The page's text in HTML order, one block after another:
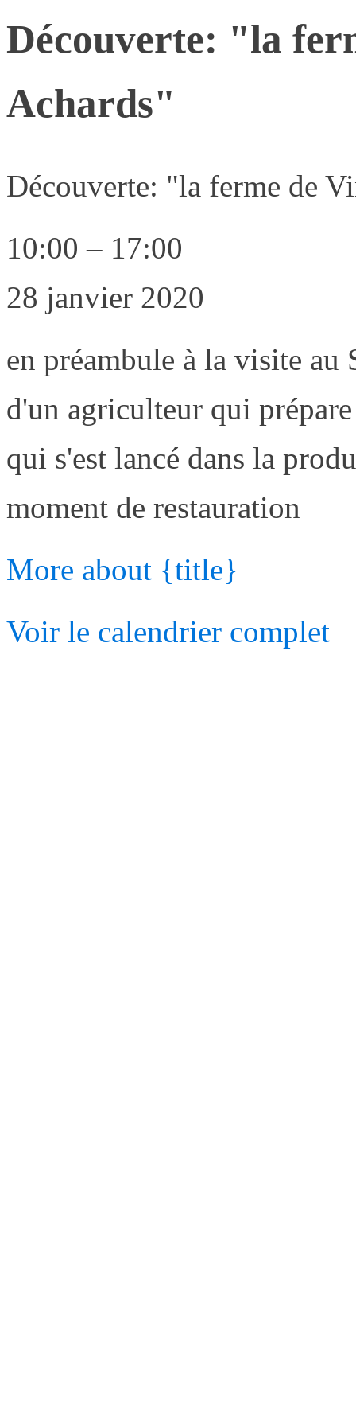
Découverte: "la
Achards"
Découverte: "la ferme de
10:00 – 17:00
28 janvier 2020
en préambule à la visite
d'un agriculteur qui
qui s'est lancé dans la
moment de restauration
More about {title}
Voir le calendrier complet